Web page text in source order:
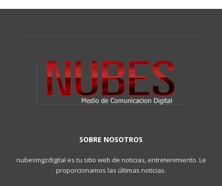
SOBRE NOSOTROS
nubesmgzdigital es tu sitio web de noticias, entretenimiento. Le
proporcionamos las últimas noticias.